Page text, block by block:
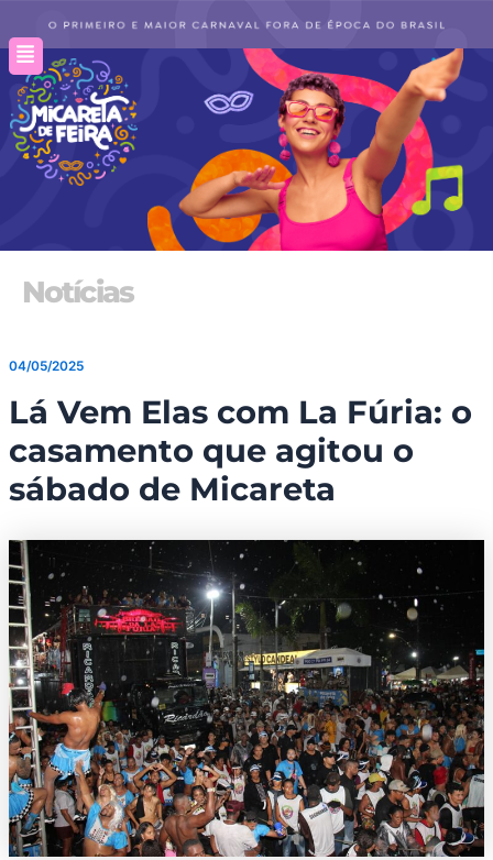
para
conteúdo
Notícias
04/05/2025
Lá Vem Elas com La Fúria: o
casamento que agitou o
sábado de Micareta